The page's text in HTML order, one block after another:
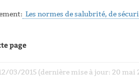
Les normes de salubrité, de
page
03/2015 (dernière mise à jour: 20 mai